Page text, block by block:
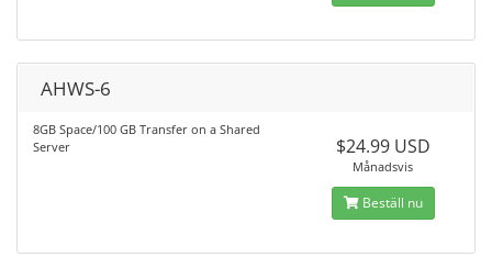
AHWS-6
8GB Space/100 GB Transfer on a Shared
Server
$24.99 USD
Månadsvis
Beställ nu